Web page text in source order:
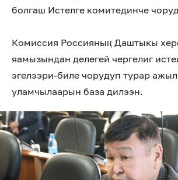
болгаш Истелге комитединче
Комиссия Россияның Даштыкы
яамызындан делегей чергелиг
эгелээри-биле чорудуп турар
уламчылаарын база дилээн.